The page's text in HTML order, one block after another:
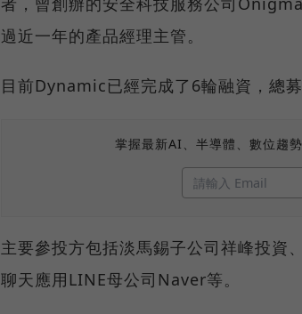
過近一年的產品經理主管。
目前Dynamic已經完成了6輪融資，總
掌握最新AI、半導體、數位趨
主要參投方包括淡馬錫子公司祥峰投
聊天應用LINE母公司Naver等。